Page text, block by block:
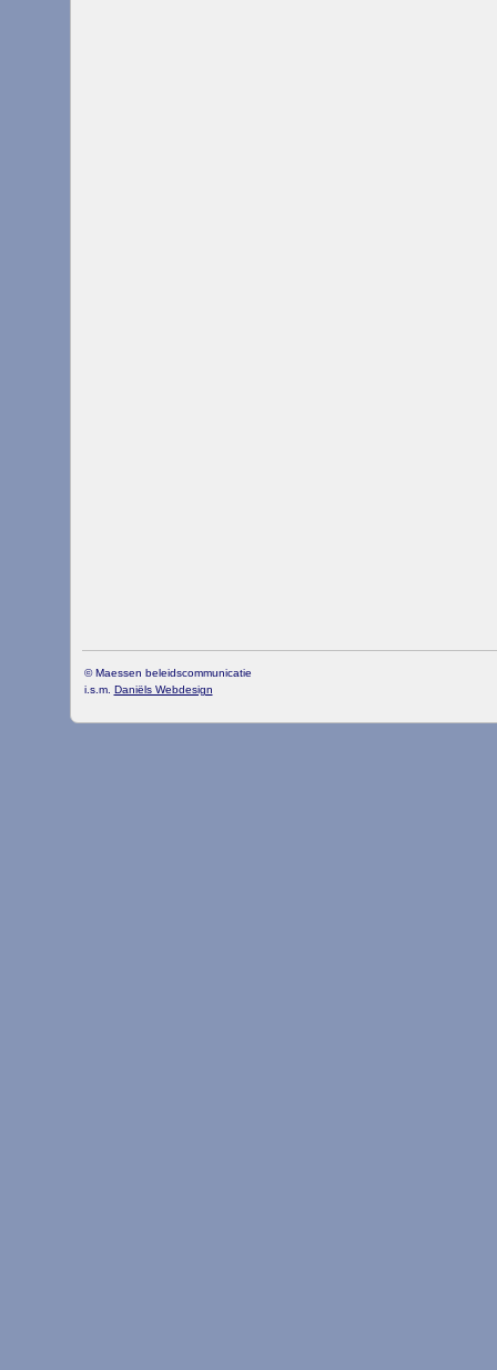
© Maessen beleidscommunicatie
i.s.m. Daniëls Webdesign